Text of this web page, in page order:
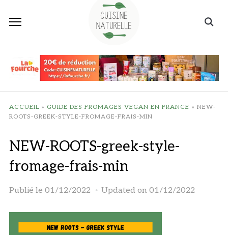
Search
ACCUEIL » GUIDE DES FROMAGES VEGAN EN FRANCE » NEW-
ROOTS-GREEK-STYLE-FROMAGE-FRAIS-MIN
NEW-ROOTS-greek-style-
fromage-frais-min
Publié le 01/12/2022 Updated on 01/12/2022